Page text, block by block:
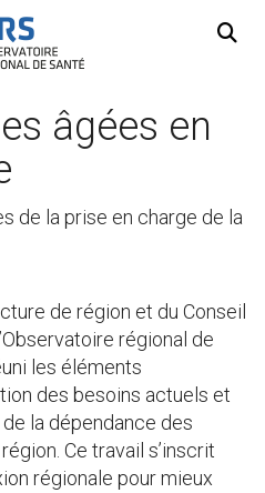
âgées en
de la prise en charge de la
de région et du Conseil
régional de
les éléments
des besoins actuels et
la dépendance des
Ce travail s’inscrit
régionale pour mieux